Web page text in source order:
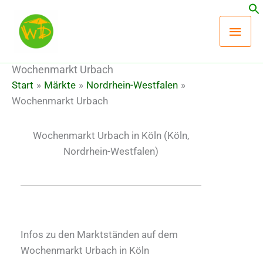
Inhalt
springen
Wochenmarkt Urbach
Start Märkte
Nordrhein-Westfalen
Wochenmarkt Urbach
Wochenmarkt Urbach in Köln (Köln,
Nordrhein-Westfalen)
Infos zu den Marktständen auf dem
Wochenmarkt Urbach in Köln